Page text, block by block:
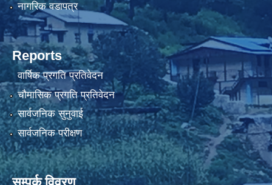
नागरिक वडापत्र
Reports
वार्षिक प्रगति प्रतिवेदन
चौमासिक प्रगति प्रतिवेदन
सार्वजनिक सुनुवाई
सार्वजनिक परीक्षण